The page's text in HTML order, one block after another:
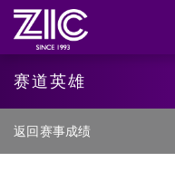
赛道英雄
返回赛事成绩